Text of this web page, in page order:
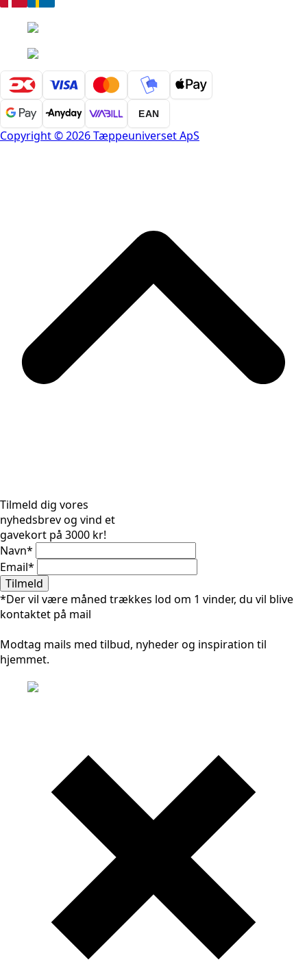
EAN
Copyright © 2026 Tæppeuniverset ApS
Tilmeld dig vores
nyhedsbrev og vind et
gavekort på 3000 kr!
Navn*
Email*
Tilmeld
*Der vil være måned trækkes lod om 1 vinder, du vil blive
kontaktet på mail
Modtag mails med tilbud, nyheder og inspiration til
hjemmet.